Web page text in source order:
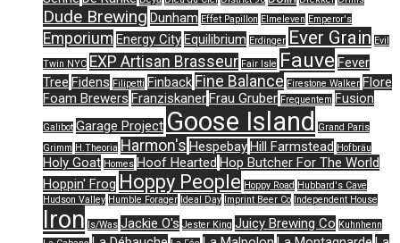
Dude Brewing Dunham Effet Papillon Elmeleven Emperor's
Emporium Energy CityEquilibrium Erdinger Ever Grain Evil
Twin NYC EXP Artisan Brasseur Fair Isle Fauve Fever
Tree Fidens Filipetti Finback Fine Balance Firestone Walker Flore
Foam Brewers FranziskanerFrau Gruber Frequentem Fusion
Galibot Garage Project Goose Island
Grand Paris
Grimm H.Theoria Harmon's HespebayHill Farmstead Hofbräu
Holy Goat Homes Hoof Hearted Hop Butcher For The World
Hoppin' Frog Hoppy People Hoppy Road Hubbard's Cave
Hudson Valley Humble Forager Ideal Day Imprint Beer Co Independent House
Iron Is/Was Jackie O's Jester King Juicy Brewing Co Kuhnhenn